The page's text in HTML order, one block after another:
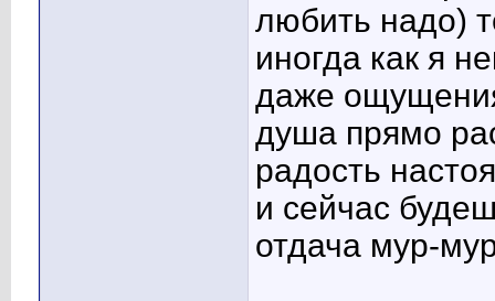
любить надо)
иногда как я
даже
душа прямо
радость
и сейчас
отдача мур-